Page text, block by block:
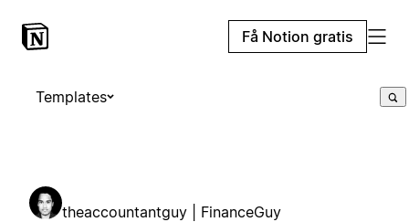
Få Notion gratis
Templates
theaccountantguy | FinanceGuy